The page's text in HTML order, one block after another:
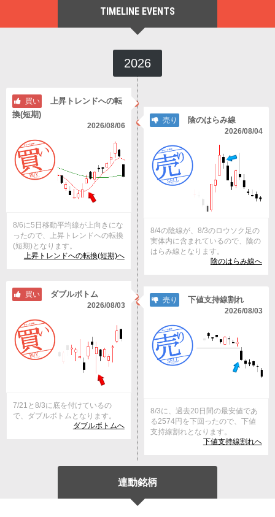
TIMELINE EVENTS
2026
買い
上昇トレンドへの転
換(短期)
2026/08/06
8/6に5日移動平均線が上向きにな
ったので、上昇トレンドへの転換
(短期)となります。
上昇トレンドへの転換(短期)へ
売り 陰のはらみ線
2026/08/04
8/4の陰線が、8/3のロウソク足の
実体内に含まれているので、陰の
はらみ線となります。
陰のはらみ線へ
買い ダブルボトム
2026/08/03
7/21と8/3に底を付けているの
で、ダブルボトムとなります。
ダブルボトムへ
売り 下値支持線割れ
2026/08/03
8/3に、過去20日間の最安値であ
る2574円を下回ったので、下値
支持線割れとなります。
下値支持線割れへ
連動銘柄